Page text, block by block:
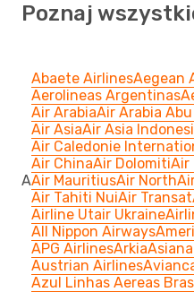
Poznaj
A
Abaete AirlinesAegean
Aerolineas Argentinas
Air ArabiaAir Arabia
Air AsiaAir Asia
Air Caledonie
Air ChinaAir DolomitiAir
Air MauritiusAir North
Air Tahiti NuiAir Transat
Airline Utair Ukraine
All Nippon Airways
APG AirlinesArkia
Austrian Airlines
Azul Linhas Aereas